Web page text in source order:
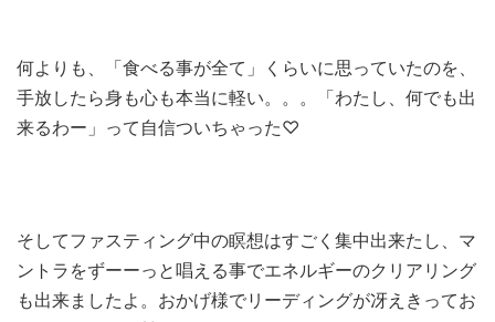
何よりも、「食べる事が全て」くらいに思っていたのを、
手放したら身も心も本当に軽い。。。「わたし、何でも出
来るわー」って自信ついちゃった♡
そしてファスティング中の瞑想はすごく集中出来たし、マ
ントラをずーーっと唱える事でエネルギーのクリアリング
も出来ましたよ。おかげ様でリーディングが冴えきってお